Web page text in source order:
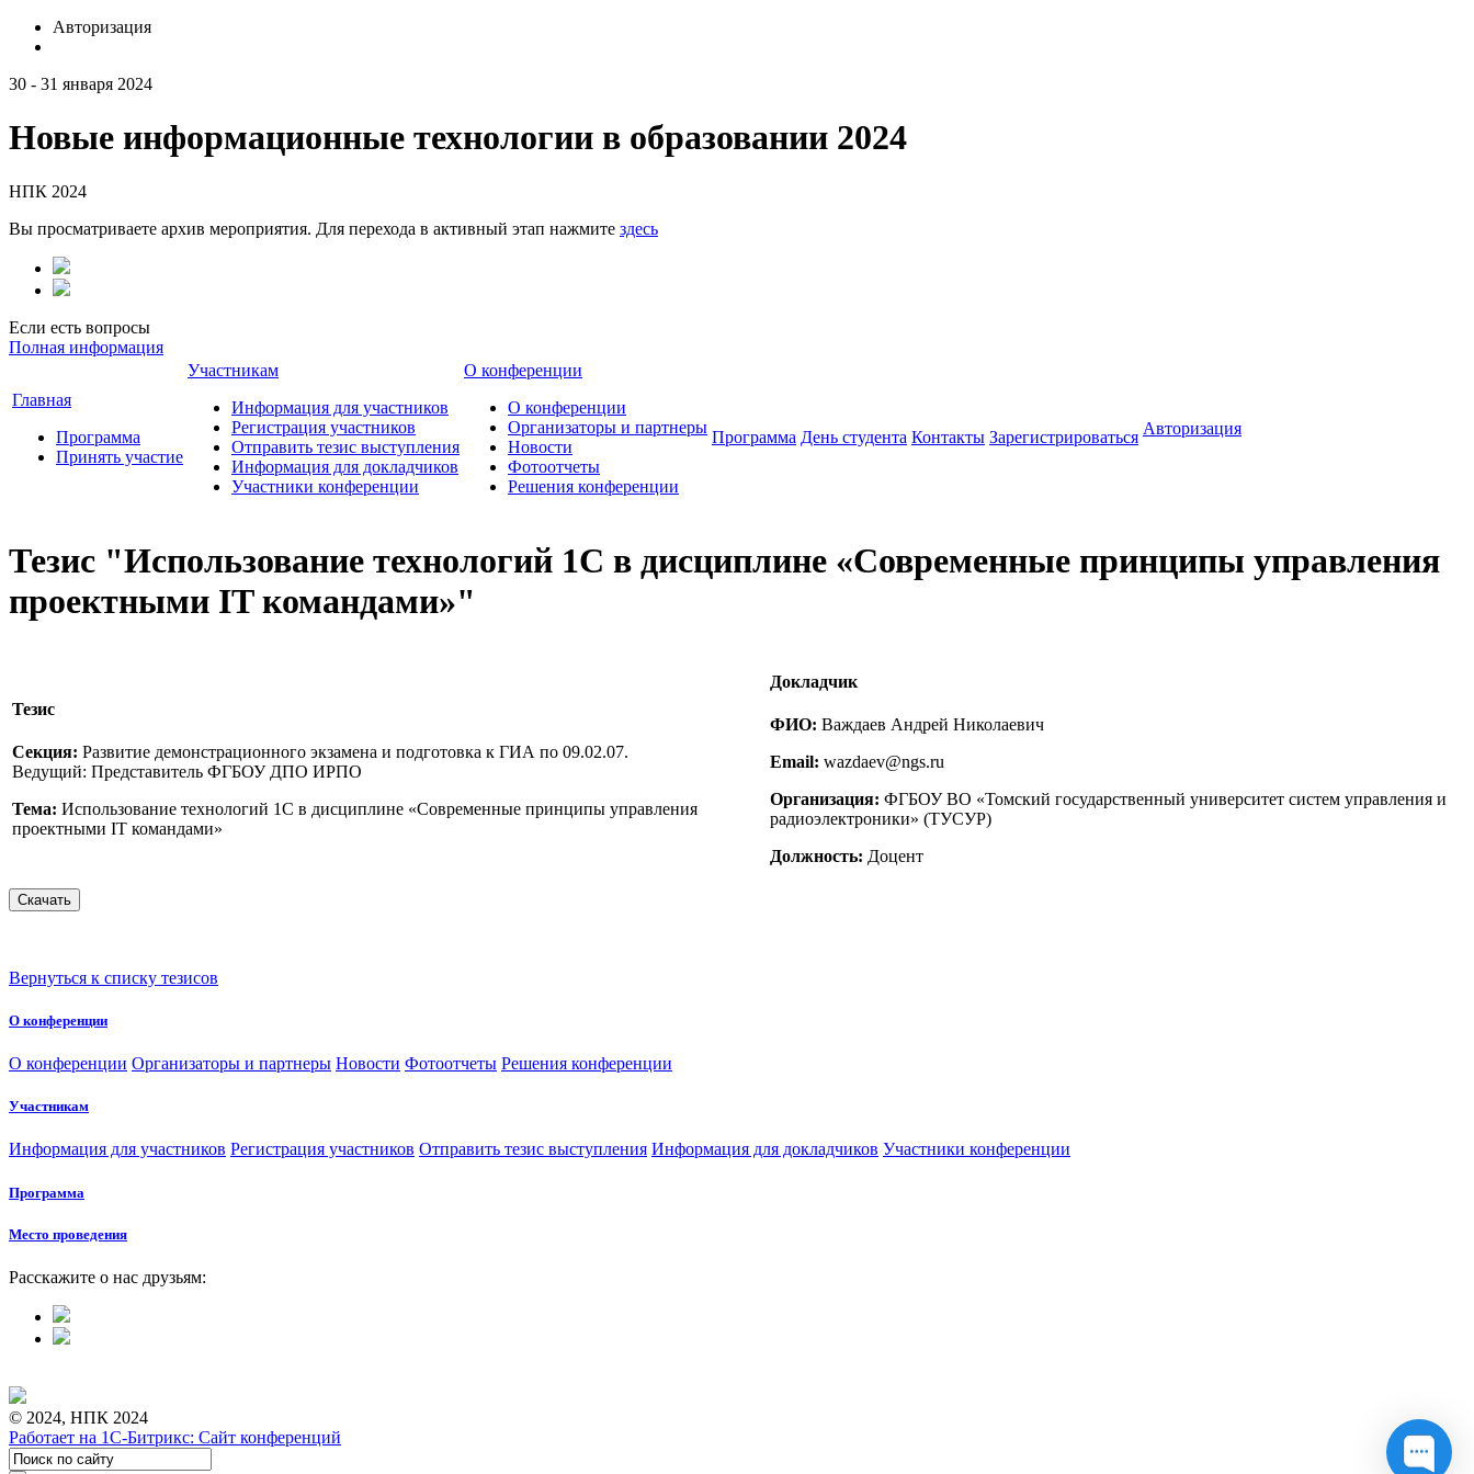
Авторизация
30 - 31 января 2024
Новые информационные технологии в образовании 2024
НПК 2024
Вы просматриваете архив мероприятия. Для перехода в активный этап нажмите здесь
Если есть вопросы
Полная информация
Главная
Программа
Принять участие
Участникам
Информация для участников
Регистрация участников
Отправить тезис выступления
Информация для докладчиков
Участники конференции
О конференции
О конференции
Организаторы и партнеры
Новости
Фотоотчеты
Решения конференции
Программа День студента Контакты Зарегистрироваться Авторизация
Тезис "Использование технологий 1С в дисциплине «Современные принципы управления
проектными IT командами»"
Тезис
Секция: Развитие демонстрационного экзамена и подготовка к ГИА по 09.02.07.
Ведущий: Представитель ФГБОУ ДПО ИРПО
Тема: Использование технологий 1С в дисциплине «Современные принципы управления
проектными IT командами»
Докладчик
ФИО: Важдаев Андрей Николаевич
Email: wazdaev@ngs.ru
Организация: ФГБОУ ВО «Томский государственный университет систем управления и
радиоэлектроники» (ТУСУР)
Должность: Доцент
Вернуться к списку тезисов
О конференции
О конференции Организаторы и партнеры Новости Фотоотчеты Решения конференции
Участникам
Информация для участников Регистрация участников Отправить тезис выступления Информация для докладчиков Участники конференции
Программа
Место проведения
Расскажите о нас друзьям:
© 2024, НПК 2024
Работает на 1С-Битрикс: Сайт конференций